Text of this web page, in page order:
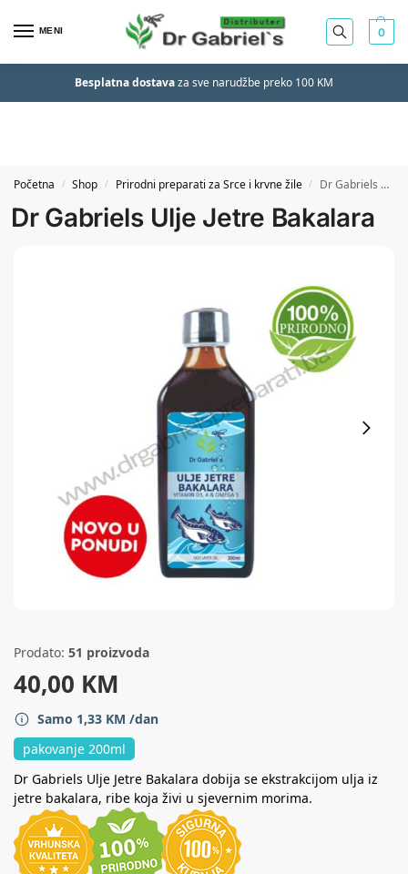
MENI 0
Besplatna dostavaza sve narudžbe preko 100 KM
Početna / Shop / Prirodni preparati za Srce i krvne žile / Dr Gabriels Ulje Jetre Bakalara
Dr Gabriels Ulje Jetre Bakalara
Prodato: 51 proizvoda
40,00 KM
Samo 1,33 KM /dan
pakovanje 200ml
Dr Gabriels Ulje Jetre Bakalara dobija se ekstrakcijom ulja iz
jetre bakalara, ribe koja živi u sjevernim morima.